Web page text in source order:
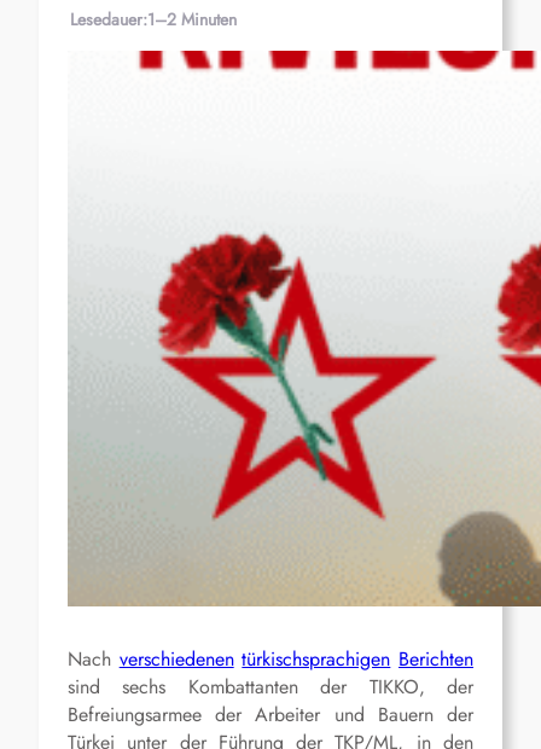
Lesedauer:1–2 Minuten
Nach verschiedenen türkischsprachigen Berichten
sind sechs Kombattanten der TIKKO, der
Befreiungsarmee der Arbeiter und Bauern der
Türkei unter der Führung der TKP/ML, in den